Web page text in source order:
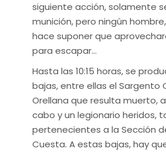
siguiente acción, solamente
munición, pero ningún
hace suponer que
para escapar…
Hasta las 10:15 horas, se
bajas, entre ellas el Sargento
Orellana que resulta muerto,
cabo y un legionario heridos,
pertenecientes a la Sección
Cuesta. A estas bajas, hay